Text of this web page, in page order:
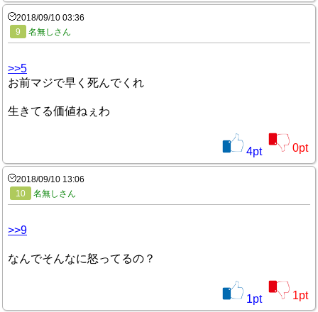
2018/09/10 03:36
9
名無しさん
>>5
お前マジで早く死んでくれ
生きてる価値ねぇわ
4pt 0pt
2018/09/10 13:06
10
名無しさん
>>9
なんでそんなに怒ってるの？
1pt 1pt